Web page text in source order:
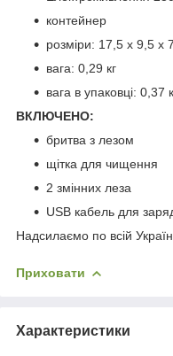
контейнер
розміри: 17,5 х 9,5 х
вага: 0,29 кг
вага в упаковці: 0,37
ВКЛЮЧЕНО:
бритва з лезом
щітка для чищення
2 змінних леза
USB кабель для
Надсилаємо по всій
Приховати
Характеристики